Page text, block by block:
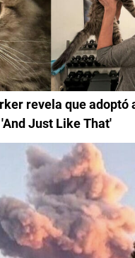
revela que adoptó
Just Like That'